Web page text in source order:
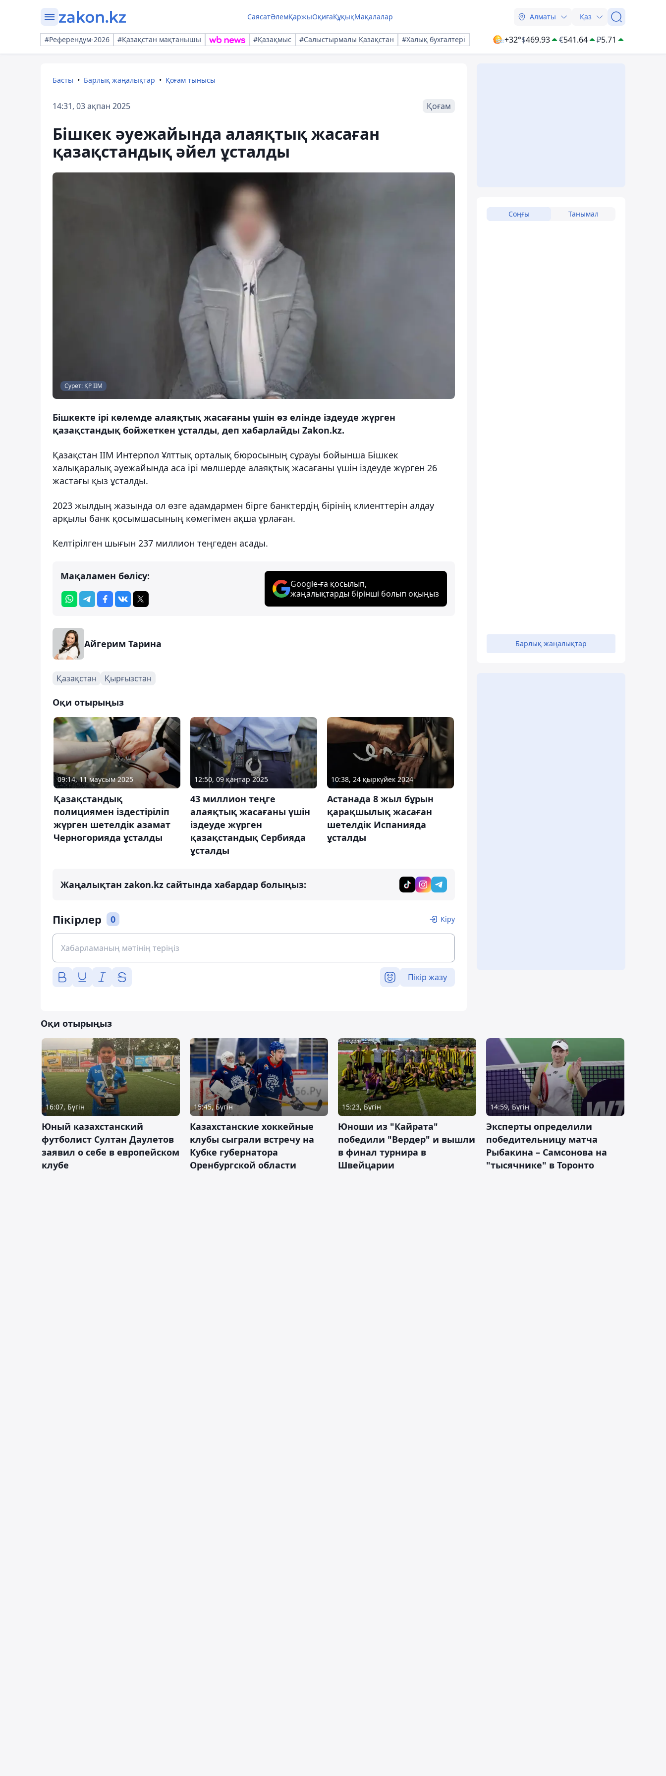
СаясатӘлемҚаржыОқиғаҚұқықМақалалар Алматы Қаз
#Референдум-2026 #Қазақстан мақтанышы #Қазақмыс #Салыстырмалы Қазақстан #Халық бухгалтері +32°$469.93 €541.64 ₽5.71
Басты Барлық жаңалықтар Қоғам тынысы
14:31, 03 ақпан 2025 Қоғам
Бішкек әуежайында алаяқтық жасаған
қазақстандық әйел ұсталды
Сурет: ҚР ІІМ
Бішкекте ірі көлемде алаяқтық жасағаны үшін өз елінде іздеуде жүрген
қазақстандық бойжеткен ұсталды, деп хабарлайды Zakon.kz.
Қазақстан ІІМ Интерпол Ұлттық орталық бюросының сұрауы бойынша Бішкек
халықаралық әуежайында аса ірі мөлшерде алаяқтық жасағаны үшін іздеуде жүрген 26
жастағы қыз ұсталды.
2023 жылдың жазында ол өзге адамдармен бірге банктердің бірінің клиенттерін алдау
арқылы банк қосымшасының көмегімен ақша ұрлаған.
Келтірілген шығын 237 миллион теңгеден асады.
Мақаламен бөлісу:
Google-ға қосылып,
жаңалықтарды бірінші болып оқыңыз
Айгерим Тарина
Қазақстан Қырғызстан
Оқи отырыңыз
09:14, 11 маусым 2025
Қазақстандық
полициямен іздестіріліп
жүрген шетелдік азамат
Черногорияда ұсталды
12:50, 09 қаңтар 2025
43 миллион теңге
алаяқтық жасағаны үшін
іздеуде жүрген
қазақстандық Сербияда
ұсталды
10:38, 24 қыркүйек 2024
Астанада 8 жыл бұрын
қарақшылық жасаған
шетелдік Испанияда
ұсталды
Жаңалықтан zakon.kz сайтында хабардар болыңыз:
Пікірлер 0 Кіру
Пікір жазу
Соңғы Танымал
Барлық жаңалықтар
Оқи отырыңыз
16:07, Бүгін
Юный казахстанский
футболист Султан Даулетов
заявил о себе в европейском
клубе
15:45, Бүгін
Казахстанские хоккейные
клубы сыграли встречу на
Кубке губернатора
Оренбургской области
15:23, Бүгін
Юноши из "Кайрата"
победили "Вердер" и вышли
в финал турнира в
Швейцарии
14:59, Бүгін
Эксперты определили
победительницу матча
Рыбакина – Самсонова на
"тысячнике" в Торонто